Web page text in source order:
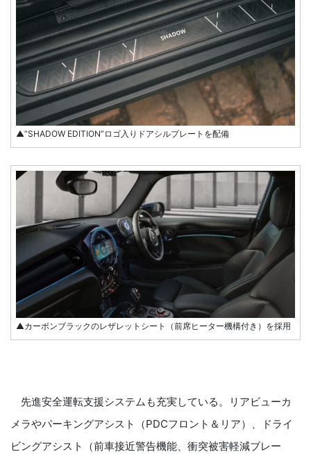
▲“SHADOW EDITION”ロゴ入りドアシルプレートを配備
▲カーボンブラックのレザレットシート（前席ヒーター機構付き）を採用
先進安全運転支援システムも充実している。リアビューカ
メラやパーキングアシスト（PDCフロント＆リア）、ドライ
ビングアシスト（前車接近警告機能、衝突被害軽減ブレー